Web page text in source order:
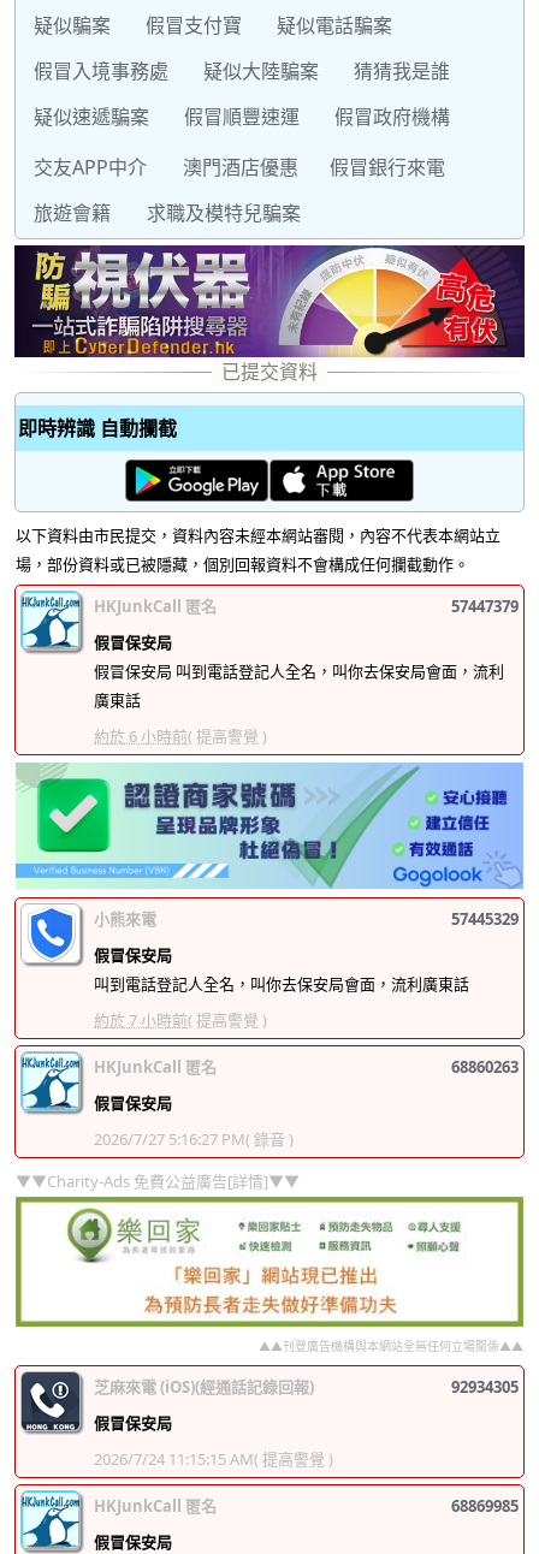
疑似騙案 假冒支付寶
疑似電話騙案
假冒入境事務處
疑似大陸騙案
猜猜我是誰
疑似速遞騙案
假冒順豐速運
假冒政府機構
交友APP中介
澳門酒店優惠
假冒銀行來電
旅遊會籍
求職及模特兒騙案
即時辨識 自動攔截
以下資料由市民提交，資料內容未經本網站審閱，內容不代表本網站立
場，部份資料或已被隱藏，個別回報資料不會構成任何攔截動作。
HKJunkCall 匿名
57447379
假冒保安局
假冒保安局 叫到電話登記人全名，叫你去保安局會面，流利
廣東話
約於 6 小時前( 提高警覺 )
小熊來電
57445329
假冒保安局
叫到電話登記人全名，叫你去保安局會面，流利廣東話
約於 7 小時前( 提高警覺 )
HKJunkCall 匿名
68860263
假冒保安局
2026/7/27 5:16:27 PM( 錄音 )
▼▼Charity-Ads 免費公益廣告[詳情]▼▼
▲▲刊登廣告機構與本網站全無任何立場關係▲▲
芝麻來電 (iOS)(經通話記錄回報)
92934305
假冒保安局
2026/7/24 11:15:15 AM( 提高警覺 )
HKJunkCall 匿名
68869985
假冒保安局